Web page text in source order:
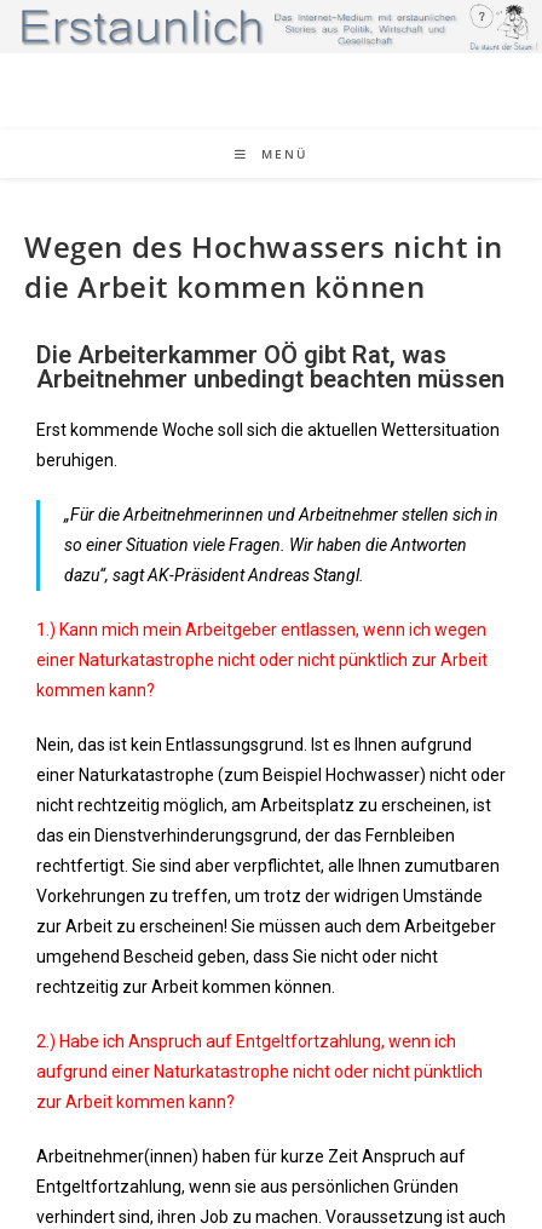
MENÜ
Wegen des Hochwassers nicht in
die Arbeit kommen können
Die Arbeiterkammer OÖ gibt Rat, was
Arbeitnehmer unbedingt beachten müssen
Erst kommende Woche soll sich die aktuellen Wettersituation
beruhigen.
„Für die Arbeitnehmerinnen und Arbeitnehmer stellen sich in
so einer Situation viele Fragen. Wir haben die Antworten
dazu“, sagt AK-Präsident Andreas Stangl.
1.) Kann mich mein Arbeitgeber entlassen, wenn ich wegen
einer Naturkatastrophe nicht oder nicht pünktlich zur Arbeit
kommen kann?
Nein, das ist kein Entlassungsgrund. Ist es Ihnen aufgrund
einer Naturkatastrophe (zum Beispiel Hochwasser) nicht oder
nicht rechtzeitig möglich, am Arbeitsplatz zu erscheinen, ist
das ein Dienstverhinderungsgrund, der das Fernbleiben
rechtfertigt. Sie sind aber verpflichtet, alle Ihnen zumutbaren
Vorkehrungen zu treffen, um trotz der widrigen Umstände
zur Arbeit zu erscheinen! Sie müssen auch dem Arbeitgeber
umgehend Bescheid geben, dass Sie nicht oder nicht
rechtzeitig zur Arbeit kommen können.
2.) Habe ich Anspruch auf Entgeltfortzahlung, wenn ich
aufgrund einer Naturkatastrophe nicht oder nicht pünktlich
zur Arbeit kommen kann?
Arbeitnehmer(innen) haben für kurze Zeit Anspruch auf
Entgeltfortzahlung, wenn sie aus persönlichen Gründen
verhindert sind, ihren Job zu machen. Voraussetzung ist auch